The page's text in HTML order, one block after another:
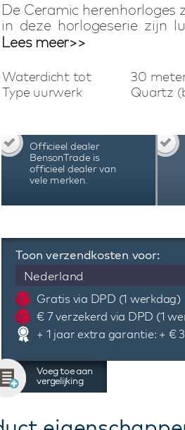
De Ceramic herenhorloges
in deze horlogeserie zijn
horloge is voorzien van
waardoor kwaliteit
hoge mate van kwaliteit
uitstek een schitterende
horlogebox, inclusief
Lees meer>>
Waterdicht tot
30
Type uurwerk
Quartz
Officieel dealer
BensonTrade is
officieel dealer van
vele merken.
Toon verzendkosten voor:
Nederland
Gratis via DPD (1 werkdag)
€ 7 verzekerd via DPD (1
+ 1 jaar extra garantie: + €
Voeg toe aan
vergelijking